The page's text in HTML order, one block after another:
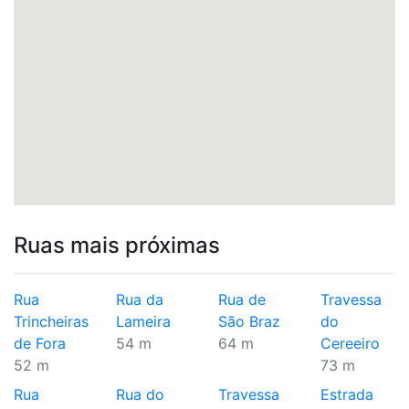
Ruas mais próximas
Rua
Trincheiras
de Fora
52 m
Rua da
Lameira
54 m
Rua de
São Braz
64 m
Travessa
do
Cereeiro
73 m
Rua
Rua do
Travessa
Estrada